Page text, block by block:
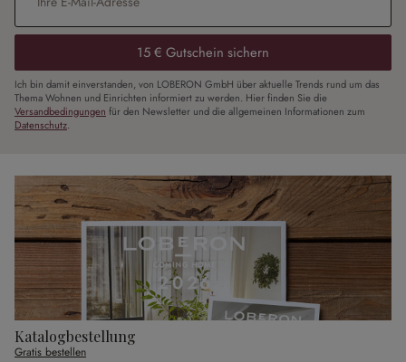
15 € Gutschein sichern
Ich bin damit einverstanden, von LOBERON GmbH über aktuelle Trends rund um das
Thema Wohnen und Einrichten informiert zu werden. Hier finden Sie die
Versandbedingungen für den Newsletter und die allgemeinen Informationen zum
Datenschutz.
Katalogbestellung
Gratis bestellen